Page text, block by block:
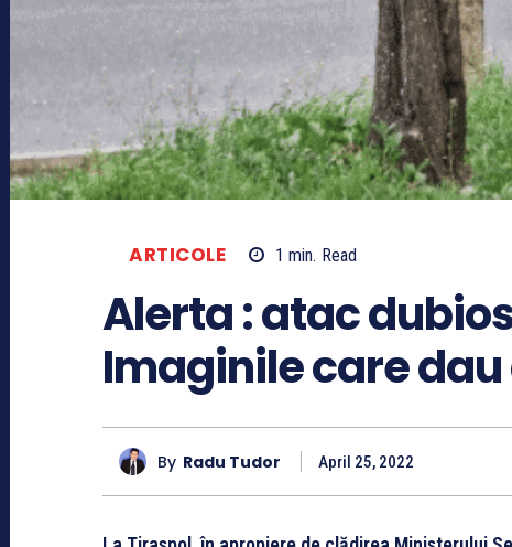
ARTICOLE 1 min. Read
Alerta : atac
Imaginile care
By Radu Tudor April 25, 2022